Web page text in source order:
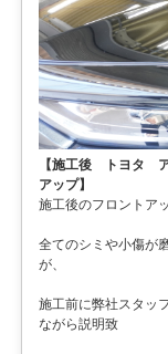
【施工後 トヨタ
アップ】
施工後のフロントア
全てのシミや小傷が
が、
施工前に弊社スタッ
ながら説明致